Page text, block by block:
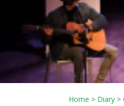
Home > Diary >